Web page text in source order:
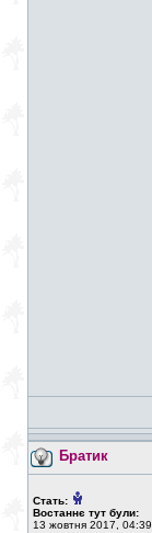
Братик
Стать:
Востаннє тут були:
13 жовтня 2017, 04:39